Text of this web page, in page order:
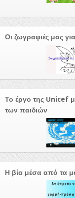
Οι ζωγραφιές μας
Το έργο της Unicef
των παιδιών
Η βία μέσα από τα